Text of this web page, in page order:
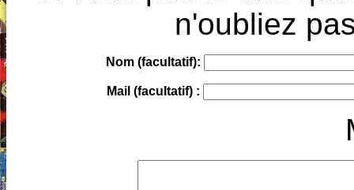
n'oubliez
Nom (facultatif):
Mail (facultatif) :